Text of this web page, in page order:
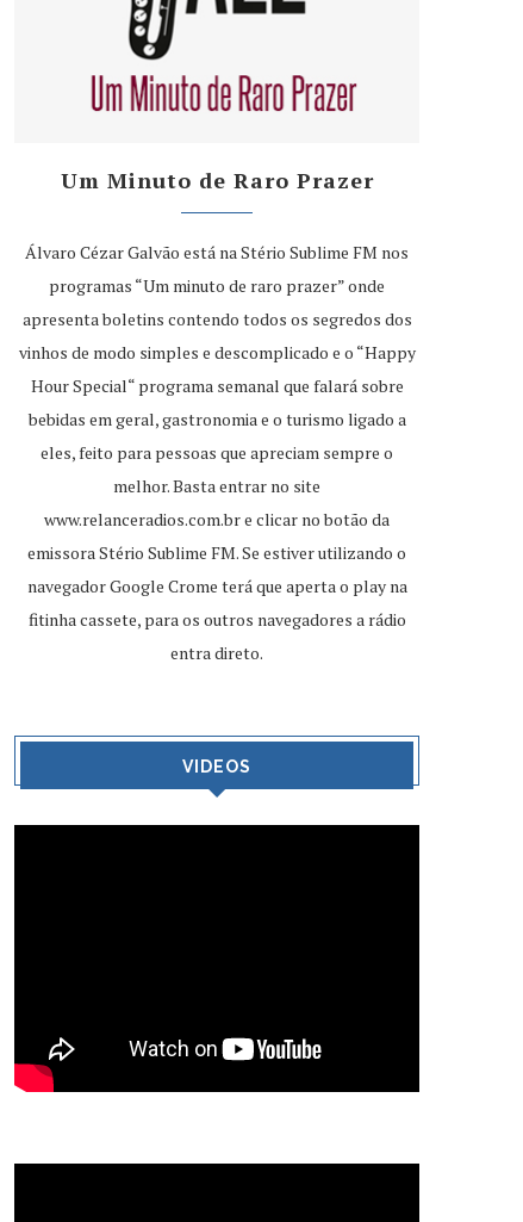
Um Minuto de Raro Prazer
Álvaro Cézar Galvão está na Stério Sublime FM nos
programas “Um minuto de raro prazer” onde
apresenta boletins contendo todos os segredos dos
vinhos de modo simples e descomplicado e o “Happy
Hour Special“ programa semanal que falará sobre
bebidas em geral, gastronomia e o turismo ligado a
eles, feito para pessoas que apreciam sempre o
melhor. Basta entrar no site
www.relanceradios.com.bre clicar no botão da
emissora Stério Sublime FM. Se estiver utilizando o
navegador Google Crome terá que aperta o play na
fitinha cassete, para os outros navegadores a rádio
entra direto.
VIDEOS